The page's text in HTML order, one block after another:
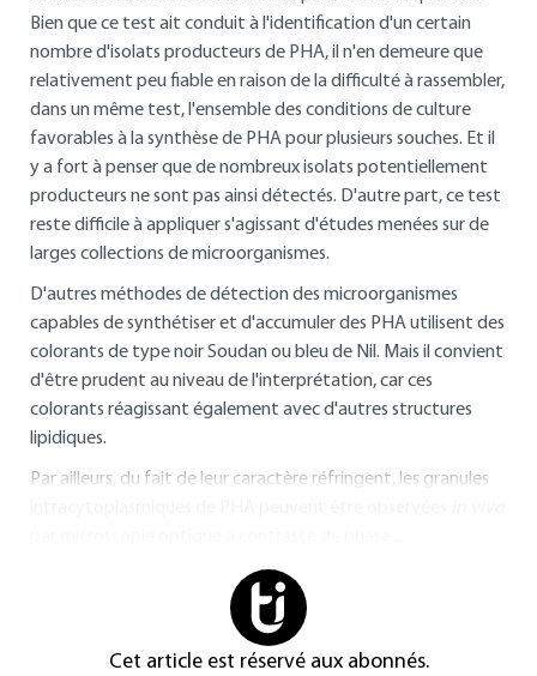
Bien que ce test ait conduit à l'identification d'un certain
nombre d'isolats producteurs de PHA, il n'en demeure que
relativement peu fiable en raison de la difficulté à rassembler,
dans un même test, l'ensemble des conditions de culture
favorables à la synthèse de PHA pour plusieurs souches. Et il
y a fort à penser que de nombreux isolats potentiellement
producteurs ne sont pas ainsi détectés. D'autre part, ce test
reste difficile à appliquer s'agissant d'études menées sur de
larges collections de microorganismes.
D'autres méthodes de détection des microorganismes
capables de synthétiser et d'accumuler des PHA utilisent des
colorants de type noir Soudan ou bleu de Nil. Mais il convient
d'être prudent au niveau de l'interprétation, car ces
colorants réagissant également avec d'autres structures
lipidiques.
Par ailleurs, du fait de leur caractère réfringent, les granules
Cet article est réservé aux abonnés.